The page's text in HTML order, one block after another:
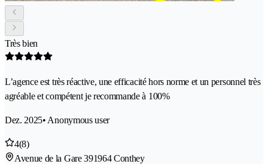
Très bien
L’agence est très réactive, une efficacité hors norme et un personnel très
agréable et compétent je recommande à 100%
Dez. 2025• Anonymous user
4(8)
Avenue de la Gare 391964 Conthey